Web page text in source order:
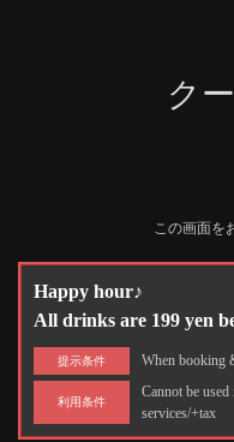
ク
この画面を
Happy hour♪
All drinks are 199 yen
提示条件 When booking
利用条件
Cannot be
services/+tax